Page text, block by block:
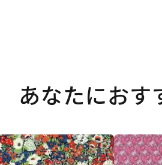
あなたにおす